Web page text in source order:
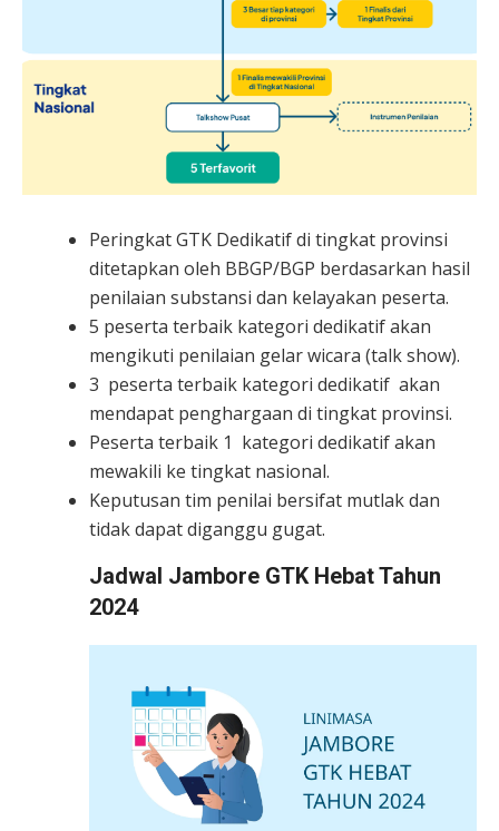
Peringkat GTK Dedikatif di tingkat provinsi
ditetapkan oleh BBGP/BGP berdasarkan hasil
penilaian substansi dan kelayakan peserta.
5 peserta terbaik kategori dedikatif akan
mengikuti penilaian gelar wicara (talk show).
3 peserta terbaik kategori dedikatif akan
mendapat penghargaan di tingkat provinsi.
Peserta terbaik 1 kategori dedikatif akan
mewakili ke tingkat nasional.
Keputusan tim penilai bersifat mutlak dan
tidak dapat diganggu gugat.
Jadwal Jambore GTK Hebat Tahun
2024